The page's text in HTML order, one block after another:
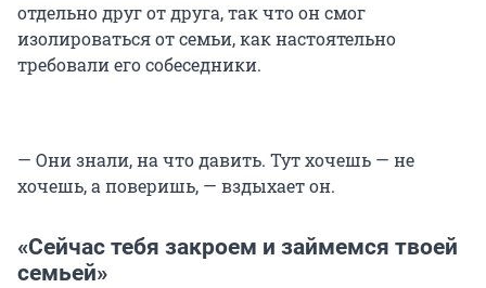
отдельно друг от друга, так что он смог
изолироваться от семьи, как настоятельно
требовали его собеседники.
— Они знали, на что давить. Тут хочешь — не
хочешь, а поверишь, — вздыхает он.
«Сейчас тебя закроем и займемся твоей
семьей»